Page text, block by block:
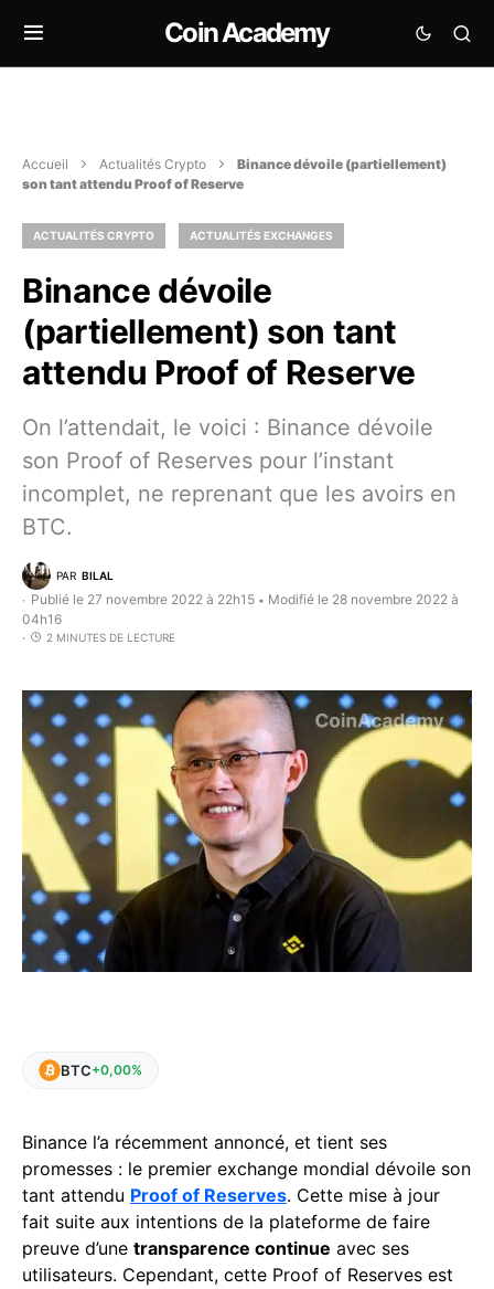
Coin Academy
Accueil Actualités Crypto
Binance dévoile (partiellement)
son tant attendu Proof of Reserve
ACTUALITÉS CRYPTO ACTUALITÉS EXCHANGES
Binance dévoile
(partiellement) son tant
attendu Proof of Reserve
On l’attendait, le voici : Binance dévoile
son Proof of Reserves pour l’instant
incomplet, ne reprenant que les avoirs en
BTC.
PAR BILAL
Publié le 27 novembre 2022 à 22h15 • Modifié le 28 novembre 2022 à
04h16
2 MINUTES DE LECTURE
BTC+0,00%
Binance l’a récemment annoncé, et tient ses
promesses : le premier exchange mondial dévoile son
tant attendu Proof of Reserves. Cette mise à jour
fait suite aux intentions de la plateforme de faire
preuve d’une transparence continue avec ses
utilisateurs. Cependant, cette Proof of Reserves est